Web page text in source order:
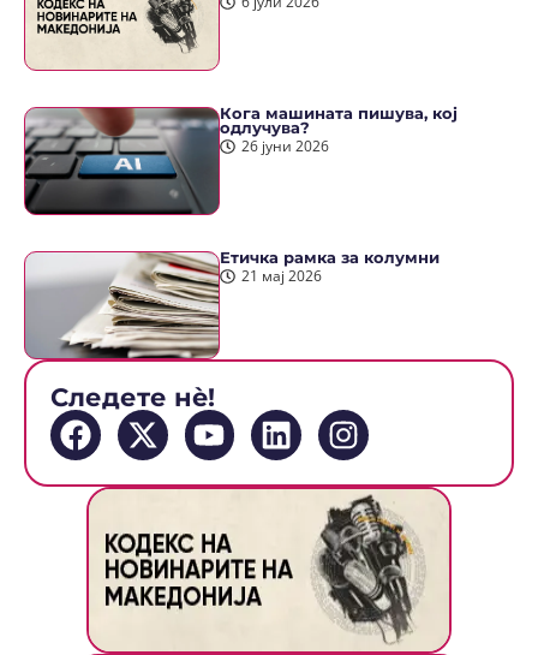
Кога машината пишува, кој
одлучува?
26 јуни 2026
Етичка рамка за колумни
21 мај 2026
Следете нè!